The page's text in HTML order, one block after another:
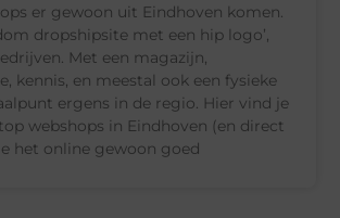
er gewoon uit Eindhoven komen.
dropshipsite met een hip logo’,
Met een magazijn,
kennis, en meestal ook een fysieke
ergens in de regio. Hier vind je
webshops in Eindhoven (en direct
het online gewoon goed